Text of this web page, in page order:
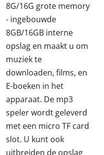
8G/16G grote memory
- ingebouwde
8GB/16GB interne
opslag en maakt u om
muziek te
downloaden, films, en
E-boeken in het
apparaat. De mp3
speler wordt geleverd
met een micro TF card
slot. U kunt ook
uitbreiden de opslag